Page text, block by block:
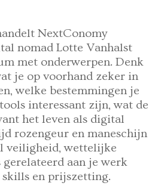
NextConomy
nomad Lotte Vanhalst
met onderwerpen. Denk
je op voorhand zeker in
welke bestemmingen je
interessant zijn, wat de
het leven als digital
rozengeur en maneschijn
veiligheid, wettelijke
gerelateerd aan je werk
en prijszetting.